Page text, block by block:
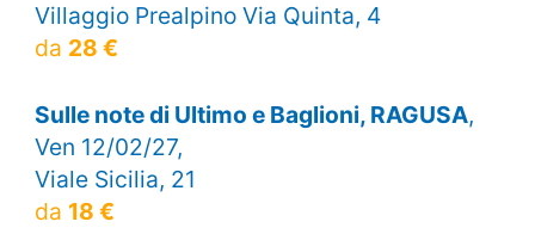
Villaggio Prealpino Via Quinta, 4
da 28 €
Sulle note di Ultimo e Baglioni, RAGUSA,
Ven 12/02/27,
Viale Sicilia, 21
da 18 €